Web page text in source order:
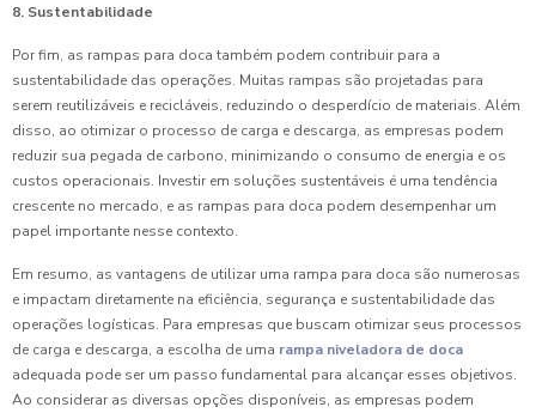
8. Sustentabilidade
Por fim, as rampas para doca também podem contribuir para a
sustentabilidade das operações. Muitas rampas são projetadas para
serem reutilizáveis e recicláveis, reduzindo o desperdício de materiais. Além
disso, ao otimizar o processo de carga e descarga, as empresas podem
reduzir sua pegada de carbono, minimizando o consumo de energia e os
custos operacionais. Investir em soluções sustentáveis é uma tendência
crescente no mercado, e as rampas para doca podem desempenhar um
papel importante nesse contexto.
Em resumo, as vantagens de utilizar uma rampa para doca são numerosas
e impactam diretamente na eficiência, segurança e sustentabilidade das
operações logísticas. Para empresas que buscam otimizar seus processos
de carga e descarga, a escolha de uma rampa niveladora de doca
adequada pode ser um passo fundamental para alcançar esses objetivos.
Ao considerar as diversas opções disponíveis, as empresas podem